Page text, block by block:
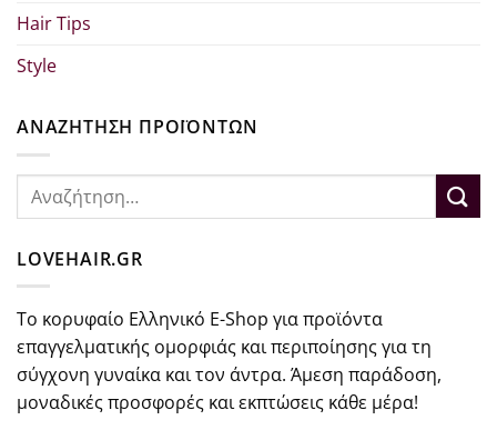
Hair Tips
Style
ΑΝΑΖΗΤΗΣΗ ΠΡΟΪΟΝΤΩΝ
Αναζήτηση
LOVEHAIR.GR
Το κορυφαίο Ελληνικό E-Shop για προϊόντα
επαγγελματικής ομορφιάς και περιποίησης για τη
σύγχονη γυναίκα και τον άντρα. Άμεση παράδοση,
μοναδικές προσφορές και εκπτώσεις κάθε μέρα!